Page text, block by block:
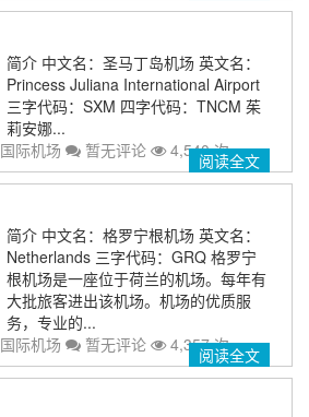
简介 中文名：圣马丁岛机场 英文名：
Princess Juliana International Airport
三字代码：SXM 四字代码：TNCM 茱
莉安娜...
国际机场 暂无评论 4,540 次阅读全文
简介 中文名：格罗宁根机场 英文名：
Netherlands 三字代码：GRQ 格罗宁
根机场是一座位于荷兰的机场。每年有
大批旅客进出该机场。机场的优质服
务，专业的...
国际机场 暂无评论 4,357 次阅读全文